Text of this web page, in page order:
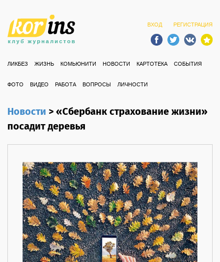
ВХОД РЕГИСТРАЦИЯ
ЛИКБЕЗ ЖИЗНЬ КОМЬЮНИТИ НОВОСТИ КАРТОТЕКА СОБЫТИЯ
ФОТО ВИДЕО РАБОТА ВОПРОСЫ ЛИЧНОСТИ
Новости>«Сбербанк страхование жизни»
посадит деревья